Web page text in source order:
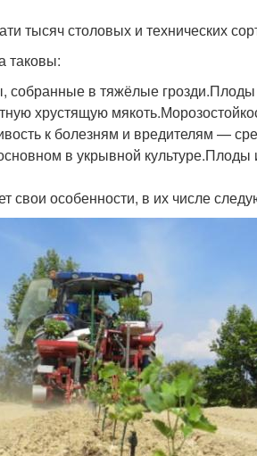
тысяч столовых и технических
таковы:
собранные в тяжёлые
хрустящую
к болезням и вредителям —
в укрывной
свои особенности, в их числе